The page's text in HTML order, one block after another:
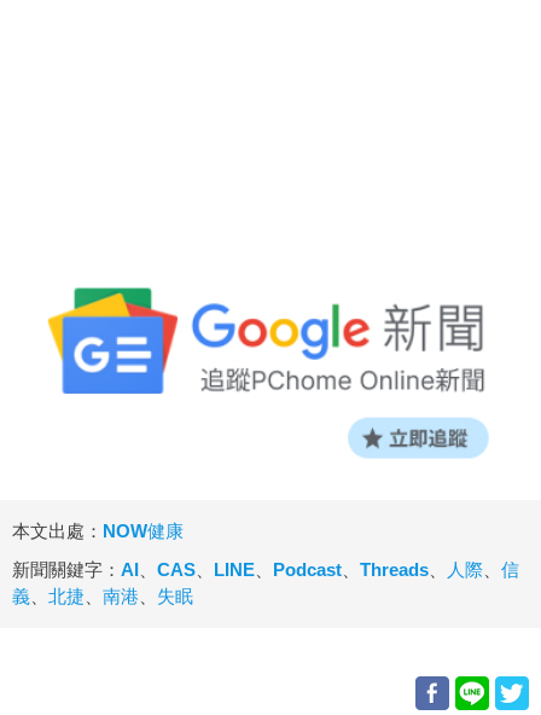
本文出處： NOW健康
新聞關鍵字： AI CAS LINE Podcast Threads 人際
信
義
北捷 南港 失眠